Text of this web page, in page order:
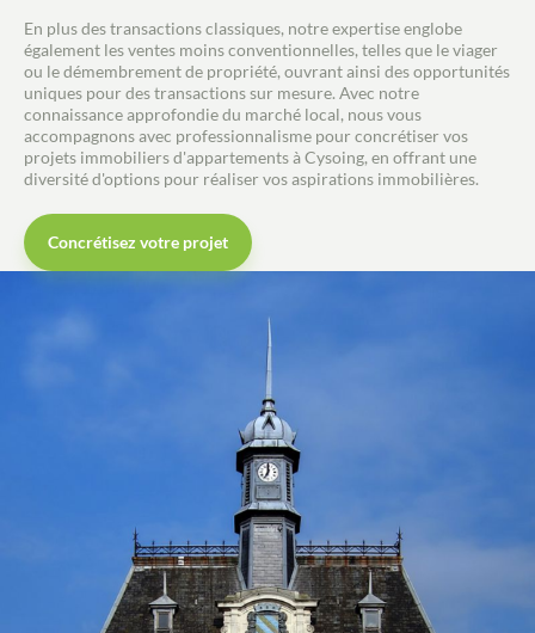
Estimer/Vendre
Recrutement
Actualités
Contact
En plus des transactions classiques, notre expertise englobe
également les ventes moins conventionnelles, telles que le viager
ou le démembrement de propriété, ouvrant ainsi des opportunités
uniques pour des transactions sur mesure. Avec notre
connaissance approfondie du marché local, nous vous
accompagnons avec professionnalisme pour concrétiser vos
projets immobiliers d'appartements à Cysoing, en offrant une
diversité d'options pour réaliser vos aspirations immobilières.
Concrétisez votre projet